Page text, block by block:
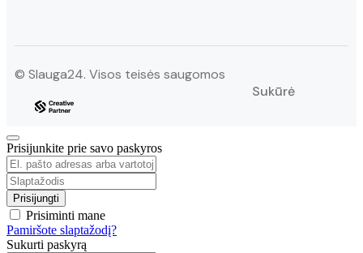
© Slauga24. Visos teisės saugomos
Sukūrė
Prisijunkite prie savo paskyros
Prisiminti mane
Pamiršote slaptažodį?
Sukurti paskyrą